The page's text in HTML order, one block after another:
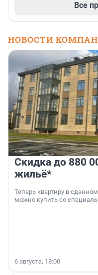
Все
НОВОСТИ
Скидка до 880
жильё*
Теперь квартиру в
можно купить со
6 августа, 18:00